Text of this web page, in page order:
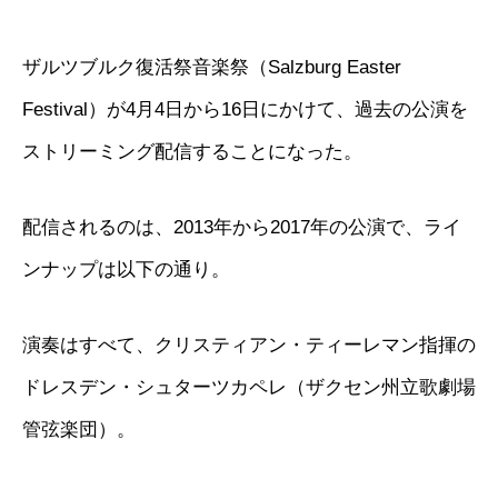
ザルツブルク復活祭音楽祭（Salzburg Easter
Festival）が4月4日から16日にかけて、過去の公演を
ストリーミング配信することになった。
配信されるのは、2013年から2017年の公演で、ライ
ンナップは以下の通り。
演奏はすべて、クリスティアン・ティーレマン指揮の
ドレスデン・シュターツカペレ（ザクセン州立歌劇場
管弦楽団）。